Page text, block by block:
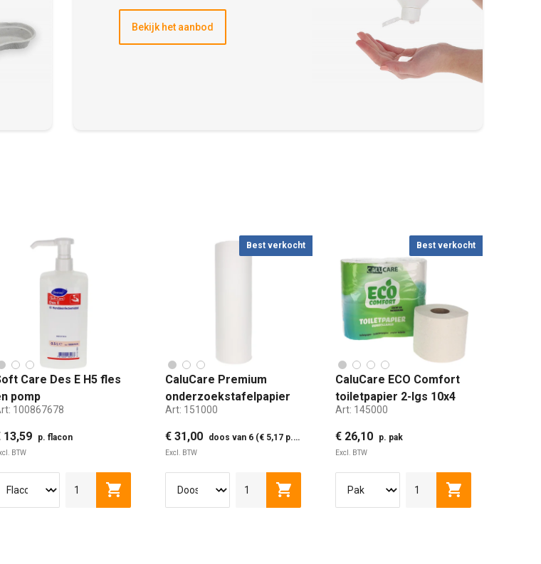
Bekijk het aanbod
winkelwagen
Care Des E H5 fles
pomp
100867678
13,59 p. flacon
BTW
500 ML 800 MLToevoegen aan winkelwagen
Best verkocht
CaluCare Premium
onderzoekstafelpapier
2-lgs cellulose 45cm x
100mtr
Art: 151000
€ 31,00 doos van 6 (€ 5,17 p. rol)
Excl. BTW
Toevoegen aan winkelwagen
Best verkocht
CaluCare ECO Comfort
toiletpapier 2-lgs 10x4
rollen a 400vel
Art: 145000
€ 26,10 p. pak
Excl. BTW
Toevoegen aan